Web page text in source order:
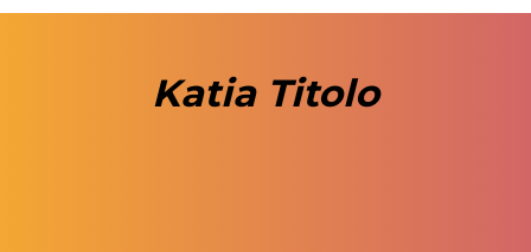
Katia Titolo